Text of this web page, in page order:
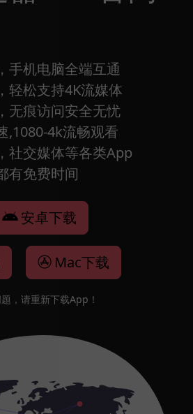
手机电脑全端互通
轻松支持4K流媒体
无痕访问安全无忧
,1080-4k流畅观看
社交媒体等各类App
有免费时间
安卓下载
Mac下载
，请重新下载App！